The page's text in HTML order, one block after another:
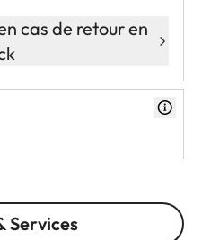
cas de retour en
Services